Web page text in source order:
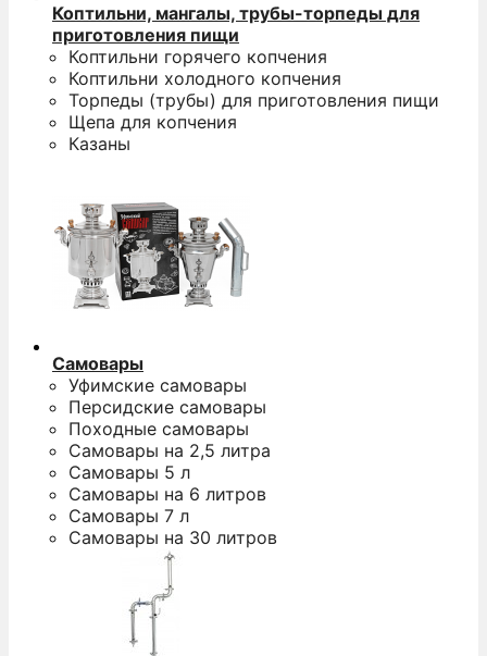
Коптильни, мангалы, трубы-торпеды для
приготовления пищи
Коптильни горячего копчения
Коптильни холодного копчения
Торпеды (трубы) для приготовления пищи
Щепа для копчения
Казаны
Самовары
Уфимские самовары
Персидские самовары
Походные самовары
Самовары на 2,5 литра
Самовары 5 л
Самовары на 6 литров
Самовары 7 л
Самовары на 30 литров